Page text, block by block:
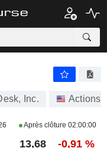
Inc. Actions
Après clôture 02:00:00
13,68 -0,91 %